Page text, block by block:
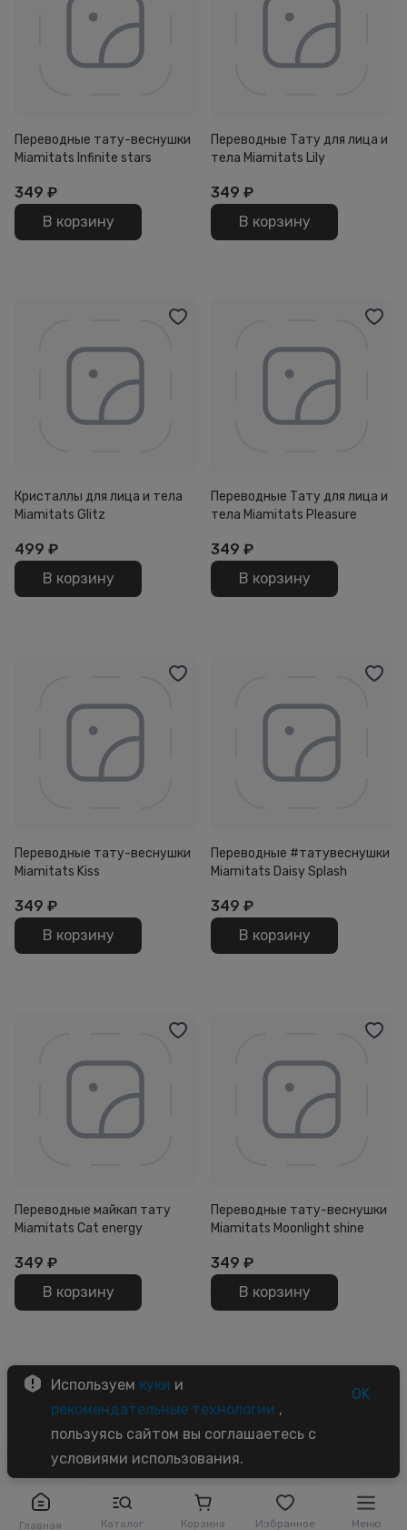
Главная Каталог Корзина Избранное Меню
Переводные тату-веснушки
Miamitats Infinite stars
349 ₽
В корзину
Переводные Тату для лица и
тела Miamitats Lily
349 ₽
В корзину
Кристаллы для лица и тела
Miamitats Glitz
499 ₽
В корзину
Переводные Тату для лица и
тела Miamitats Pleasure
349 ₽
В корзину
Переводные тату-веснушки
Miamitats Kiss
349 ₽
В корзину
Переводные #татувеснушки
Miamitats Daisy Splash
349 ₽
В корзину
Переводные майкап тату
Miamitats Cat energy
349 ₽
В корзину
Переводные тату-веснушки
Miamitats Moonlight shine
349 ₽
В корзину
Используем куки и
рекомендательные технологии ,
пользуясь сайтом вы соглашаетесь с
условиями использования.
OK